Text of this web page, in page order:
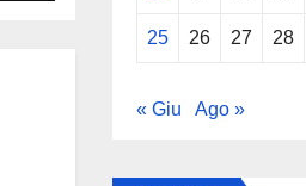
25 26 27 28
« Giu Ago »